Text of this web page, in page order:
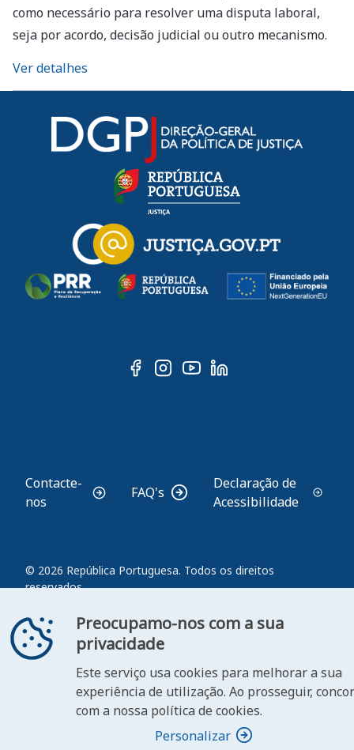
como necessário para resolver uma disputa laboral,
seja por acordo, decisão judicial ou outro mecanismo.
Ver detalhes
© 2026 República Portuguesa. Todos os direitos
reservados.
Contacte-
nos
FAQ's
Declaração de
Acessibilidade
Preocupamo-nos com a sua
privacidade
Este serviço usa cookies para melhorar a sua
experiência de utilização. Ao prosseguir,
com a nossa política de cookies.
Personalizar